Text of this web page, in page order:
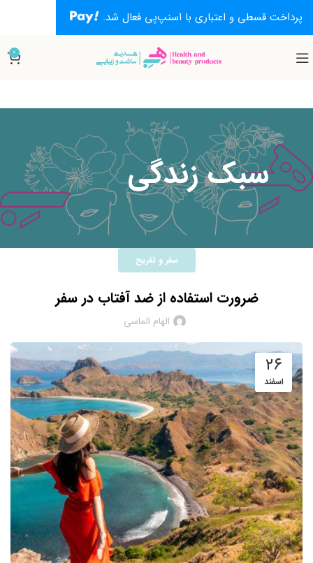
0
سبک زندگی
ﺳﻔﺮ و ﺗﻔﺮﯾﺢ
ضرورت استفاده از ضد آفتاب در سفر
الهام الماسی
۲۶
اسفند
پرداخت قسطی و اعتباری با اسنپ‌پی فعال شد.